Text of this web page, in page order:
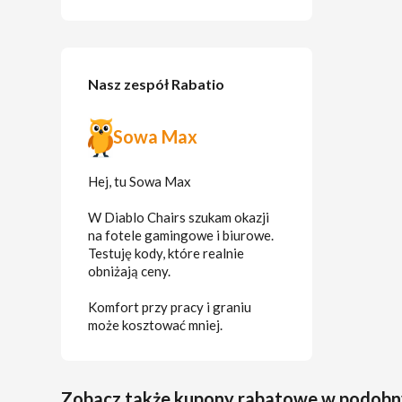
Nasz zespół Rabatio
Sowa Max
Hej, tu Sowa Max
W Diablo Chairs szukam okazji
na fotele gamingowe i biurowe.
Testuję kody, które realnie
obniżają ceny.
Komfort przy pracy i graniu
może kosztować mniej.